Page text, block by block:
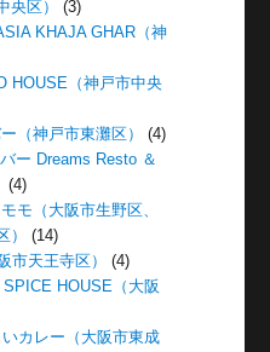
央区）
(3)
KHAJA GHAR（神
HOUSE（神戸市中央
（神戸市東灘区）
(4)
ー Dreams Resto ＆
(4)
モ（大阪市生野区、
）
(14)
市天王寺区）
(4)
HOUSE（大阪
カレー（大阪市東成